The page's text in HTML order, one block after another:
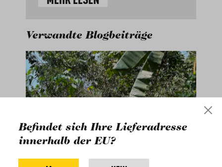
Verwandte Blogbeiträge
Befindet sich Ihre Lieferadresse
innerhalb der EU?